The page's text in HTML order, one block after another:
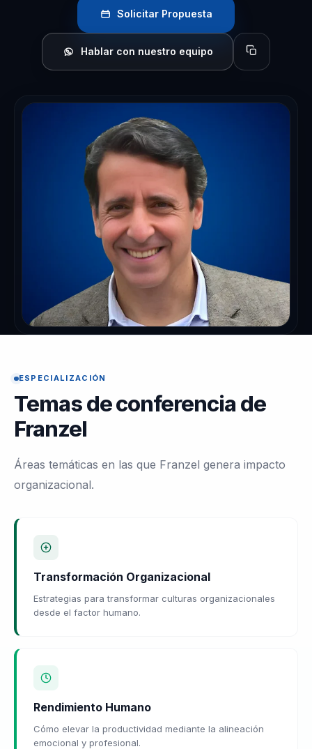
Solicitar Propuesta
Hablar con nuestro equipo Copiar perfil
ESPECIALIZACIÓN
Temas de conferencia de
Franzel
Áreas temáticas en las que Franzel genera impacto
organizacional.
Transformación Organizacional
Estrategias para transformar culturas organizacionales
desde el factor humano.
Rendimiento Humano
Cómo elevar la productividad mediante la alineación
emocional y profesional.